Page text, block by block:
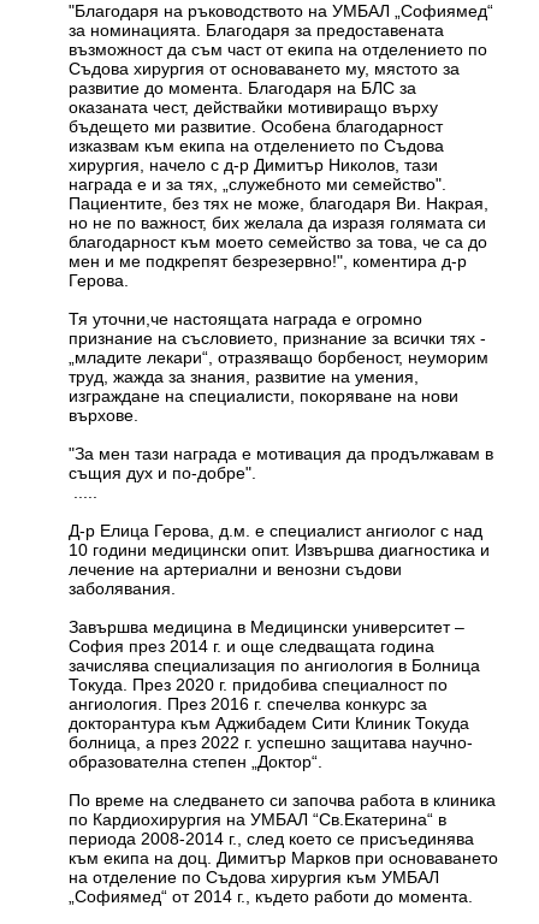
"Благодаря на ръководството на УМБАЛ „Софиямед“
за номинацията. Благодаря за предоставената
възможност да съм част от екипа на отделението по
Съдова хирургия от основаването му, мястото за
развитие до момента. Благодаря на БЛС за
оказаната чест, действайки мотивиращо върху
бъдещето ми развитие. Особена благодарност
изказвам към екипа на отделението по Съдова
хирургия, начело с д-р Димитър Николов, тази
награда е и за тях, „служебното ми семейство".
Пациентите, без тях не може, благодаря Ви. Накрая,
но не по важност, бих желала да изразя голямата си
благодарност към моето семейство за това, че са до
мен и ме подкрепят безрезервно!", коментира д-р
Герова.
Тя уточни,че настоящата награда е огромно
признание на съсловието, признание за всички тях -
„младите лекари“, отразяващо борбеност, неуморим
труд, жажда за знания, развитие на умения,
изграждане на специалисти, покоряване на нови
върхове.
"За мен тази награда е мотивация да продължавам в
същия дух и по-добре".
Д-р Елица Герова, д.м. е специалист ангиолог с над
10 години медицински опит. Извършва диагностика и
лечение на артериални и венозни съдови
заболявания.
Завършва медицина в Медицински университет –
София през 2014 г. и още следващата година
зачислява специализация по ангиология в Болница
Токуда. През 2020 г. придобива специалност по
ангиология. През 2016 г. спечелва конкурс за
докторантура към Аджибадем Сити Клиник Токуда
болница, а през 2022 г. успешно защитава научно-
образователна степен „Доктор“.
По време на следването си започва работа в клиника
по Кардиохирургия на УМБАЛ “Св.Екатерина“ в
периода 2008-2014 г., след което се присъединява
към екипа на доц. Димитър Марков при основаването
на отделение по Съдова хирургия към УМБАЛ
„Софиямед“ от 2014 г., където работи до момента.